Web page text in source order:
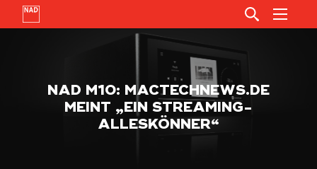
NAD M10: MACTECHNEWS.DE
MEINT „EIN STREAMING-
ALLESKÖNNER“